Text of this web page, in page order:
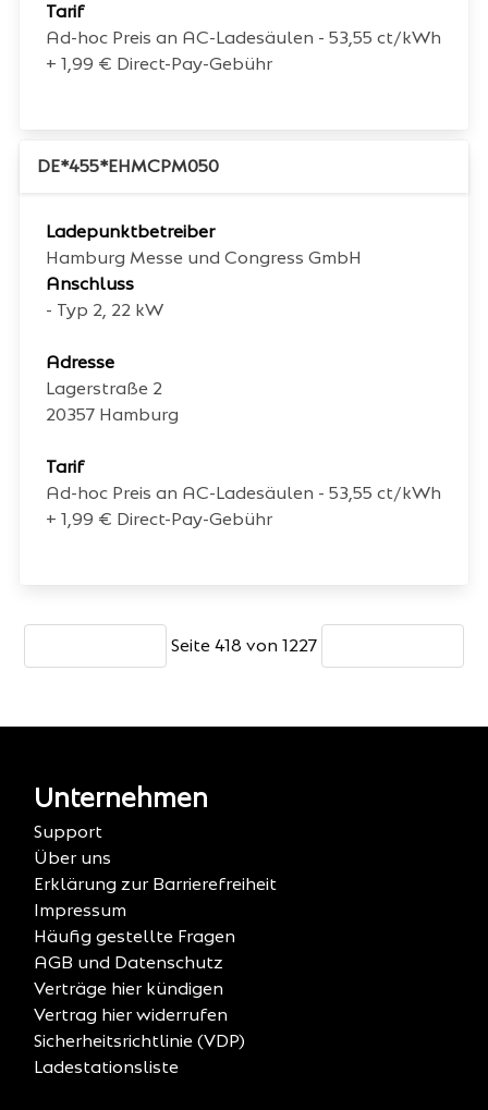
Tarif
Ad-hoc Preis an AC-Ladesäulen - 53,55 ct/kWh
+ 1,99 € Direct-Pay-Gebühr
DE*455*EHMCPM050
Ladepunktbetreiber
Hamburg Messe und Congress GmbH
Anschluss
- Typ 2, 22 kW
Adresse
Lagerstraße 2
20357 Hamburg
Tarif
Ad-hoc Preis an AC-Ladesäulen - 53,55 ct/kWh
+ 1,99 € Direct-Pay-Gebühr
Seite 418 von 1227
Unternehmen
Support
Über uns
Erklärung zur Barrierefreiheit
Impressum
Häufig gestellte Fragen
AGB und Datenschutz
Verträge hier kündigen
Vertrag hier widerrufen
Sicherheitsrichtlinie (VDP)
Ladestationsliste